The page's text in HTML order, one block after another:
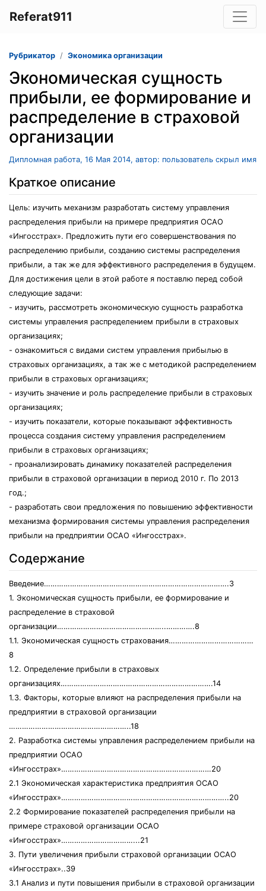
Referat911
Рубрикатор Экономика организации
Экономическая сущность
прибыли, ее формирование и
распределение в страховой
организации
Дипломная работа, 16 Мая 2014, автор: пользователь скрыл имя
Краткое описание
Цель: изучить механизм разработать систему управления
распределения прибыли на примере предприятия ОСАО
«Ингосстрах». Предложить пути его совершенствования по
распределению прибыли, созданию системы распределения
прибыли, а так же для эффективного распределения в будущем.
Для достижения цели в этой работе я поставлю перед собой
следующие задачи:
- изучить, рассмотреть экономическую сущность разработка
системы управления распределением прибыли в страховых
организациях;
- ознакомиться с видами систем управления прибылью в
страховых организациях, а так же с методикой распределением
прибыли в страховых организациях;
- изучить значение и роль распределение прибыли в страховых
организациях;
- изучить показатели, которые показывают эффективность
процесса создания систему управления распределением
прибыли в страховых организациях;
- проанализировать динамику показателей распределения
прибыли в страховой организации в период 2010 г. По 2013
год.;
- разработать свои предложения по повышению эффективности
механизма формирования системы управления распределения
прибыли на предприятии ОСАО «Ингосстрах».
Содержание
Введение………………………………………………………………………….3
1. Экономическая сущность прибыли, ее формирование и
распределение в страховой
организации…………………………………………..………….8
1.1. Экономическая сущность страхования…………………………………
8
1.2. Определение прибыли в страховых
организациях…………………………………………………………….14
1.3. Факторы, которые влияют на распределения прибыли на
предприятии в страховой организации
………………………………………………..18
2. Разработка системы управления распределением прибыли на
предприятии ОСАО
«Ингосстрах»……………………………………………………………20
2.1 Экономическая характеристика предприятия ОСАО
«Ингосстрах»…………………………………………………………………..20
2.2 Формирование показателей распределения прибыли на
примере страховой организации ОСАО
«Ингосстрах»……………………………...21
3. Пути увеличения прибыли страховой организации ОСАО
«Ингосстрах»..39
3.1 Анализ и пути повышения прибыли в страховой организации